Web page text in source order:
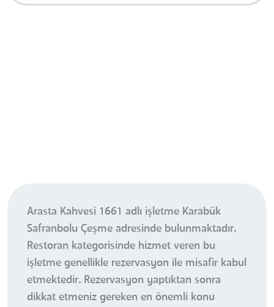
Arasta Kahvesi 1661 adlı işletme Karabük
Safranbolu Çeşme adresinde bulunmaktadır.
Restoran kategorisinde hizmet veren bu
işletme genellikle rezervasyon ile misafir kabul
etmektedir. Rezervasyon yaptıktan sonra
dikkat etmeniz gereken en önemli konu